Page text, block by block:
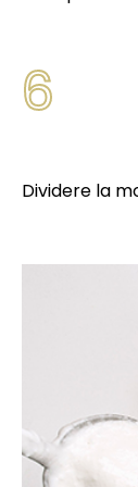
6
Dividere la